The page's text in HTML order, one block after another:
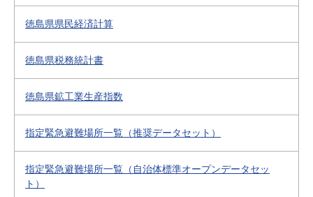
徳島県県民経済計算
徳島県税務統計書
徳島県鉱工業生産指数
指定緊急避難場所一覧（推奨データセット）
指定緊急避難場所一覧（自治体標準オープンデータセッ
ト）